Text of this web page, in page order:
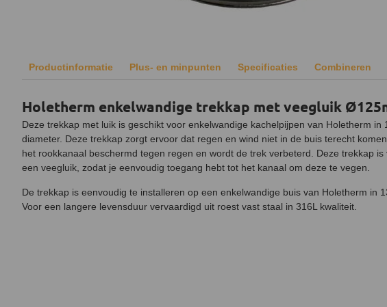
Productinformatie Plus- en minpunten Specificaties Combineren
Holetherm enkelwandige trekkap met veegluik
Deze trekkap met luik is geschikt voor enkelwandige kachelpijpen van Holetherm in
diameter. Deze trekkap zorgt ervoor dat regen en wind niet in de buis terecht
het rookkanaal beschermd tegen regen en wordt de trek verbeterd. Deze trekkap is
een veegluik, zodat je eenvoudig toegang hebt tot het kanaal om deze te vegen.
De trekkap is eenvoudig te installeren op een enkelwandige buis van Holetherm in
Voor een langere levensduur vervaardigd uit roest vast staal in 316L kwaliteit.